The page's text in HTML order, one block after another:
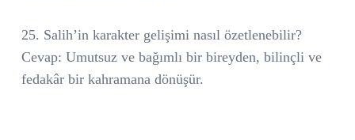
25. Salih’in karakter gelişimi nasıl özetlenebilir?
Cevap: Umutsuz ve bağımlı bir bireyden, bilinçli ve
fedakâr bir kahramana dönüşür.